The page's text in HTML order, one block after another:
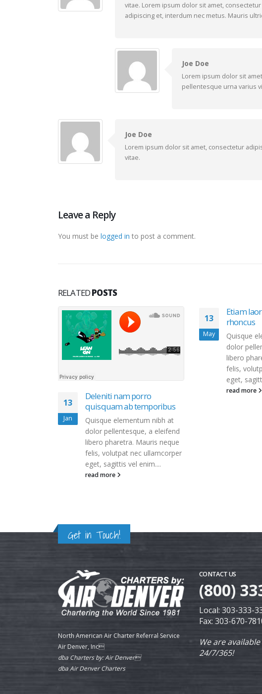
vitae. Lorem ipsum dolor sit amet,
adipiscing et, interdum nec metus. Mauris
Joe Doe
Lorem ipsum dolor sit
pellentesque urna varius
Joe Doe
Lorem ipsum dolor sit amet, consectetur
vitae.
Leave a Reply
You must be logged in to post a comment.
RELATEDPOSTS
13
Jan
Deleniti nam porro
quisquam ab temporibus
Quisque elementum nibh at
dolor pellentesque, a eleifend
libero pharetra. Mauris neque
felis, volutpat nec ullamcorper
eget, sagittis vel enim....
read more
13
May
Etiam
rhoncus
Quisque
dolor
libero
felis,
eget,
read more
Get in Touch!
North American Air Charter Referral Service
Air Denver, Inc
dba Charters by: Air Denver
dba Air Denver Charters
CONTACT US
(800)
Local: 303-333-
Fax: 303-670-
We are
24/7/365!